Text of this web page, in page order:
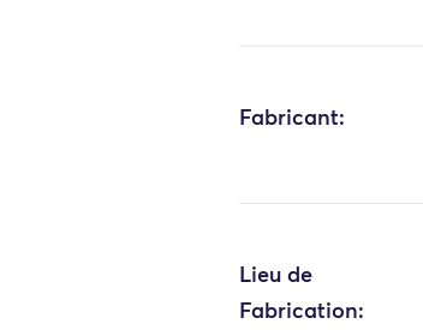
Fabricant:
Lieu de
Fabrication: